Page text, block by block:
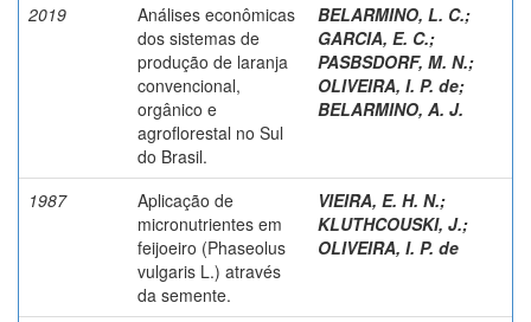
2019
Análises econômicas
dos sistemas de
produção de laranja
convencional,
orgânico e
agroflorestal no Sul
do Brasil.
BELARMINO, L. C.;
GARCIA, E. C.;
PASBSDORF, M. N.;
OLIVEIRA, I. P. de;
BELARMINO, A. J.
1987
Aplicação de
micronutrientes em
feijoeiro (Phaseolus
vulgaris L.) através
da semente.
VIEIRA, E. H. N.;
KLUTHCOUSKI, J.;
OLIVEIRA, I. P. de